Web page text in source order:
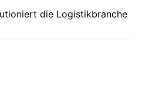
die Logistikbranche